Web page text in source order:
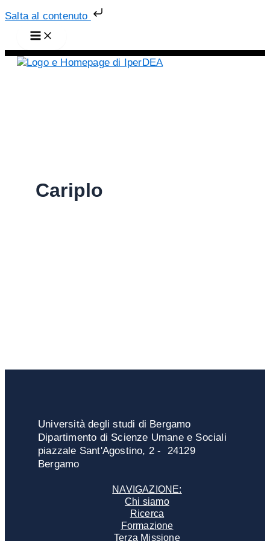
Vai
al
contenuto
Salta al contenuto
Cariplo
Università degli studi di Bergamo
Dipartimento di Scienze Umane e Sociali
piazzale Sant'Agostino, 2 - 24129
Bergamo
NAVIGAZIONE:
Chi siamo
Ricerca
Formazione
Terza Missione